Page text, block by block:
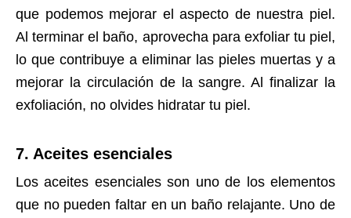
que podemos mejorar el aspecto de nuestra piel.
Al terminar el baño, aprovecha para exfoliar tu piel,
lo que contribuye a eliminar las pieles muertas y a
mejorar la circulación de la sangre. Al finalizar la
exfoliación, no olvides hidratar tu piel.
7. Aceites esenciales
Los aceites esenciales son uno de los elementos
que no pueden faltar en un baño relajante. Uno de